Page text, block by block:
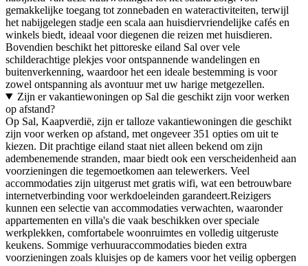
gemakkelijke toegang tot zonnebaden en wateractiviteiten, terwijl
het nabijgelegen stadje een scala aan huisdiervriendelijke cafés en
winkels biedt, ideaal voor diegenen die reizen met huisdieren.
Bovendien beschikt het pittoreske eiland Sal over vele
schilderachtige plekjes voor ontspannende wandelingen en
buitenverkenning, waardoor het een ideale bestemming is voor
zowel ontspanning als avontuur met uw harige metgezellen.
Zijn er vakantiewoningen op Sal die geschikt zijn voor werken
op afstand?
Op Sal, Kaapverdië, zijn er talloze vakantiewoningen die geschikt
zijn voor werken op afstand, met ongeveer 351 opties om uit te
kiezen. Dit prachtige eiland staat niet alleen bekend om zijn
adembenemende stranden, maar biedt ook een verscheidenheid aan
voorzieningen die tegemoetkomen aan telewerkers. Veel
accommodaties zijn uitgerust met gratis wifi, wat een betrouwbare
internetverbinding voor werkdoeleinden garandeert.Reizigers
kunnen een selectie van accommodaties verwachten, waaronder
appartementen en villa's die vaak beschikken over speciale
werkplekken, comfortabele woonruimtes en volledig uitgeruste
keukens. Sommige verhuuraccommodaties bieden extra
voorzieningen zoals kluisjes op de kamers voor het veilig opbergen